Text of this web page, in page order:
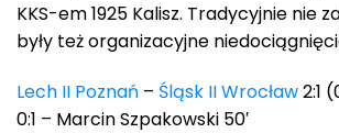
KKS-em 1925 Kalisz. Tradycyjnie nie
były też organizacyjne
Lech II Poznań – Śląsk II Wrocław2:1
0:1 – Marcin Szpakowski 50′